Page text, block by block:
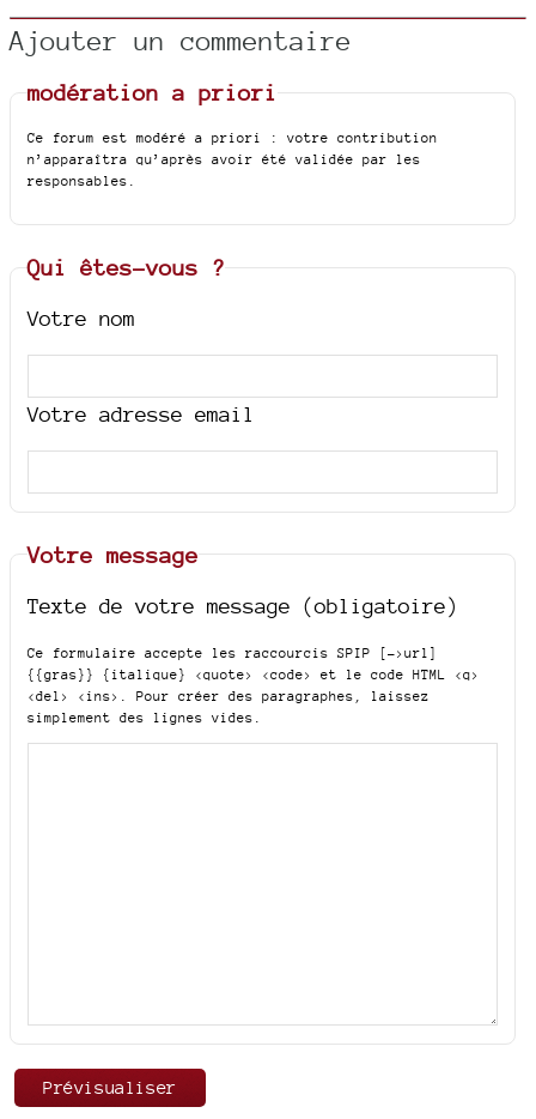
Ajouter un commentaire
modération a priori
Ce forum est modéré a priori : votre contribution
n’apparaîtra qu’après avoir été validée par les
responsables.
Qui êtes-vous ?
Votre nom
Votre adresse email
Votre message
Texte de votre message (obligatoire)
Ce formulaire accepte les raccourcis SPIP
[->url]
{{gras}} {italique} <quote> <code>
et le code HTML <q>
<del> <ins> . Pour créer des paragraphes, laissez
simplement des lignes vides.